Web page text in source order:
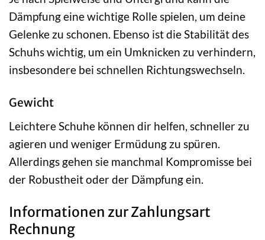
Dämpfung eine wichtige Rolle spielen, um deine
Gelenke zu schonen. Ebenso ist die Stabilität des
Schuhs wichtig, um ein Umknicken zu verhindern,
insbesondere bei schnellen Richtungswechseln.
Gewicht
Leichtere Schuhe können dir helfen, schneller zu
agieren und weniger Ermüdung zu spüren.
Allerdings gehen sie manchmal Kompromisse bei
der Robustheit oder der Dämpfung ein.
Informationen zur Zahlungsart
Rechnung